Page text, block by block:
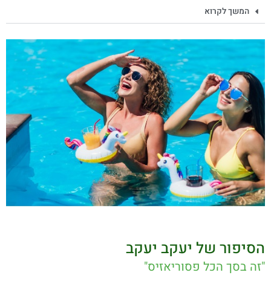
המשך לקרוא
הסיפור של יעקב יעקב
"זה בסך הכל פסוריאזיס"